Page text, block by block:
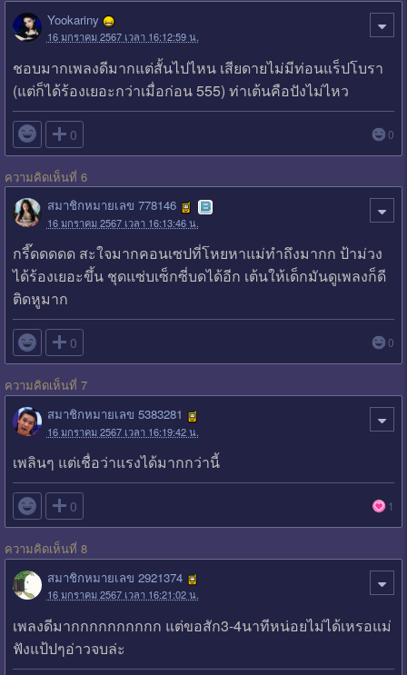
Yookariny
16 มกราคม 2567 เวลา 16:12:59 น.
ชอบมากเพลงดีมากแต่สั้นไปไหน เสียดายไม่มีท่อนแร็ปโบรา
(แต่ก็ได้ร้องเยอะกว่าเมื่อก่อน 555) ท่าเต้นคือปังไม่ไหว
 0 0
ความคิดเห็นที่ 6
สมาชิกหมายเลข 778146
16 มกราคม 2567 เวลา 16:13:46 น.
กรี๊ดดดดด สะใจมากคอนเซปที่โหยหาแม่ทำถึงมากก ป้าม่วง
ได้ร้องเยอะขึ้น ชุดแซ่บเซ็กซี่บดได้อีก เต้นให้เด็กมันดูเพลงก็ดี
ติดหูมาก
 0 0
ความคิดเห็นที่ 7
สมาชิกหมายเลข 5383281
16 มกราคม 2567 เวลา 16:19:42 น.
เพลินๆ แต่เชื่อว่าแรงได้มากกว่านี้
 0 1
ความคิดเห็นที่ 8
สมาชิกหมายเลข 2921374
16 มกราคม 2567 เวลา 16:21:02 น.
เพลงดีมากกกกกกกกกก แต่ขอสัก3-4นาทีหน่อยไม่ได้เหรอแม่
ฟังแป้ปๆอ่าวจบล่ะ